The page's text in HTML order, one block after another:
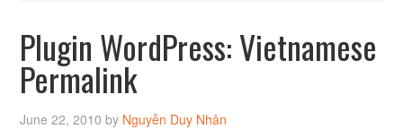
Plugin WordPress: Vietnamese
Permalink
June 22, 2010 by Nguyễn Duy Nhân